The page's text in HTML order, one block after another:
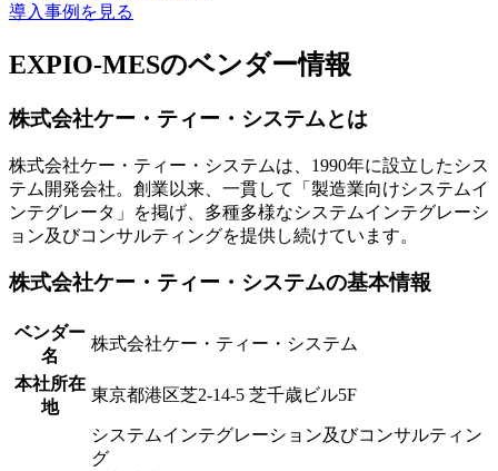
導入事例を見る
EXPIO-MESのベンダー情報
株式会社ケー・ティー・システムとは
株式会社ケー・ティー・システムは、1990年に設立したシス
テム開発会社。創業以来、一貫して「製造業向けシステムイ
ンテグレータ」を掲げ、多種多様なシステムインテグレーシ
ョン及びコンサルティングを提供し続けています。
株式会社ケー・ティー・システムの基本情報
ベンダー
名
株式会社ケー・ティー・システム
本社所在
地
東京都港区芝2-14-5 芝千歳ビル5F
システムインテグレーション及びコンサルティン
グ